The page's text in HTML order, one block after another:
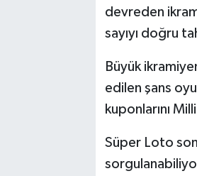
devreden
sayıyı doğru
Büyük
edilen şans
kuponlarını
Süper Loto